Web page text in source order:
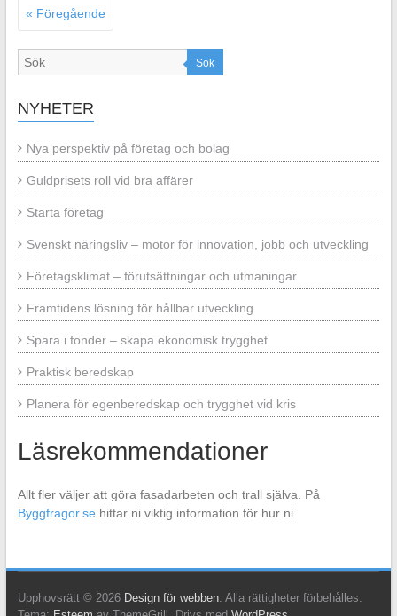
« Föregående
Sök
NYHETER
Nya perspektiv på företag och bolag
Guldprisets roll vid bra affärer
Starta företag
Svenskt näringsliv – motor för innovation, jobb och utveckling
Företagsklimat – förutsättningar och utmaningar
Framtidens lösning för hållbar utveckling
Spara i fonder – skapa ekonomisk trygghet
Praktisk beredskap
Planera för egenberedskap och trygghet vid kris
Läsrekommendationer
Allt fler väljer att göra fasadarbeten och trall själva. På
Byggfragor.se hittar ni viktig information för hur ni
Upphovsrätt © 2026 Design för webben. Alla rättigheter förbehålles.